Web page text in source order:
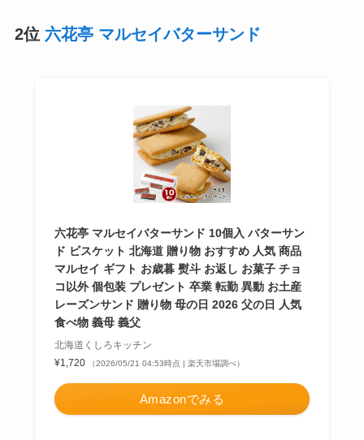
2位 六花亭 マルセイバターサンド
六花亭 マルセイバターサンド 10個入 バターサン
ド ビスケット 北海道 贈り物 おすすめ 人気 商品
マルセイ ギフト お歳暮 熨斗 お返し お菓子 チョ
コ以外 個包装 プレゼント 卒業 転勤 異動 お土産
レーズンサンド 贈り物 母の日 2026 父の日 人気
食べ物 義母 義父
北海道くしろキッチン
¥1,720
（2026/05/21 04:53時点 | 楽天市場調べ）
Amazonでみる